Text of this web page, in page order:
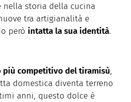
nella storia della cucina
tra artigianalità e
però intatta la sua identità.
più competitivo del tiramisù,
domestica diventa terreno
anni, questo dolce è